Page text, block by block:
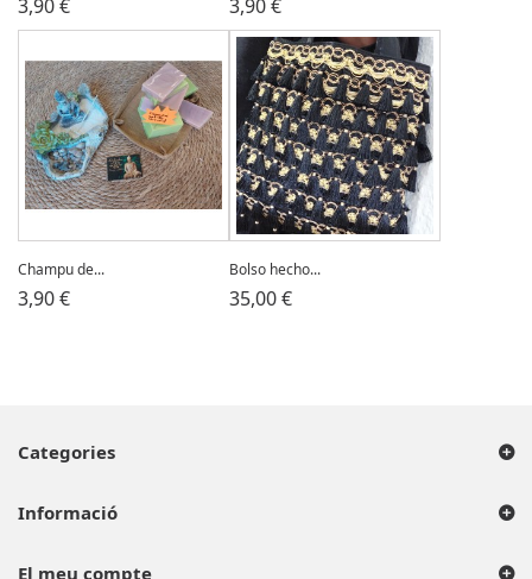
3,90 € 3,90 €
Champu de...
3,90 €
Bolso hecho...
35,00 €
Categories
Informació
El meu compte